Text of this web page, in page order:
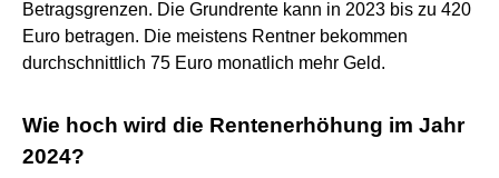
Betragsgrenzen. Die Grundrente kann in 2023 bis zu 420
Euro betragen. Die meistens Rentner bekommen
durchschnittlich 75 Euro monatlich mehr Geld.
Wie hoch wird die Rentenerhöhung im Jahr
2024?